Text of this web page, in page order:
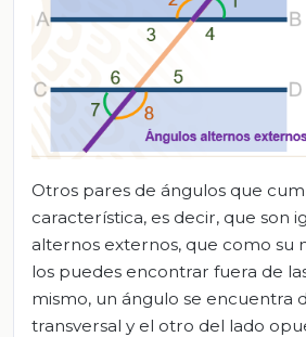
Otros pares de ángulos que
característica, es decir, que son
alternos externos, que como su
los puedes encontrar fuera de
mismo, un ángulo se encuentra
transversal y el otro del lado